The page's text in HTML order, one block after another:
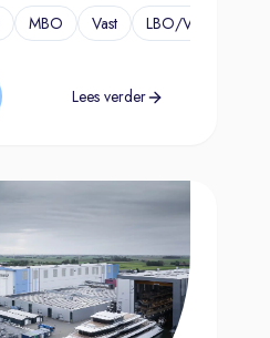
MBO Vast LBO/VMBO
Lees verder